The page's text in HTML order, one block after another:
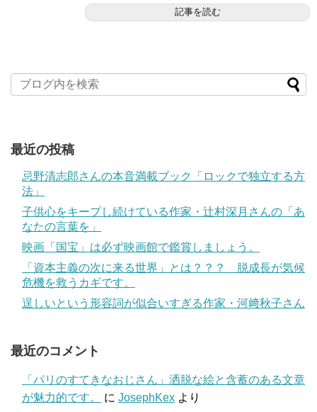
記事を読む
最近の投稿
忌野清志郎さんの本音満載ブック「ロックで独立する方
法」
子供心をキープし続けている作家・辻村深月さんの「あ
なたの言葉を」
映画「国宝」は必ず映画館で鑑賞しましょう。
「資本主義の次に来る世界」とは？？？ 脱成長が気候
危機を救うカギです。
逞しいという形容詞が似合いすぎる作家・河﨑秋子さん
最近のコメント
「パリのすてきなおじさん」洒脱な絵と含蓄のある文章
が魅力的です。
に JosephKex より